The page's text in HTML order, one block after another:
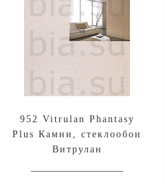
952 Vitrulan Phantasy
Plus Камни, стеклообои
Витрулан